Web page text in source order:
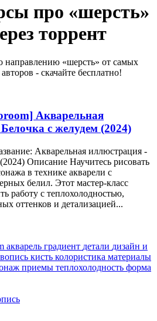
про «шерсть»
торрент
«шерсть» от самых
- скачайте бесплатно!
Акварельная
с желудем (2024)
Акварельная иллюстрация -
Описание Научитесь рисовать
в технике акварели с
белил. Этот мастер-класс
работу с теплохолодностью,
оттенков и детализацией...
акварель градиент детали дизайн и
кисть колористика материалы
приемы теплохолодность форма